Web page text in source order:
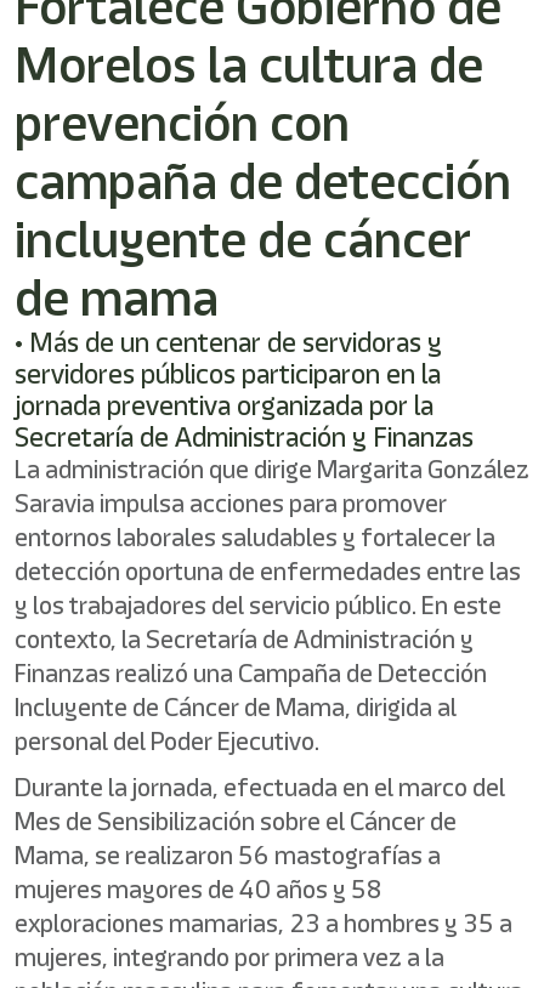
Este
acceso
directo
lector
de
pantalla
para
ayudarle
navegar
interactuar
con
contenido.
Morelos la cultura de
prevención con
campaña de detección
incluyente de cáncer
de mama
• Más de un centenar de servidoras y
servidores públicos participaron en la
jornada preventiva organizada por la
Secretaría de Administración y Finanzas
La administración que dirige Margarita González
Saravia impulsa acciones para promover
entornos laborales saludables y fortalecer la
detección oportuna de enfermedades entre las
y los trabajadores del servicio público. En este
contexto, la Secretaría de Administración y
Finanzas realizó una Campaña de Detección
Incluyente de Cáncer de Mama, dirigida al
personal del Poder Ejecutivo.
Durante la jornada, efectuada en el marco del
Mes de Sensibilización sobre el Cáncer de
Mama, se realizaron 56 mastografías a
mujeres mayores de 40 años y 58
exploraciones mamarias, 23 a hombres y 35 a
mujeres, integrando por primera vez a la